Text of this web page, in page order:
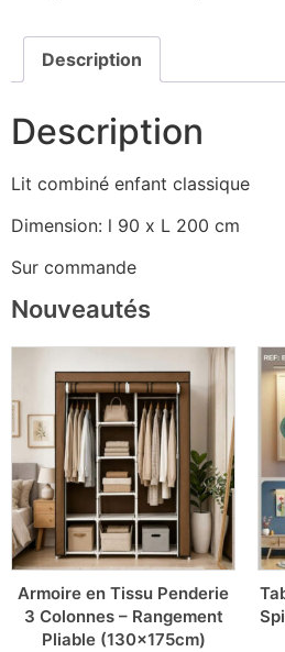
Description
Description
Lit combiné enfant classique
Dimension: l 90 x L 200 cm
Sur commande
Nouveautés
Armoire en Tissu Penderie
3 Colonnes – Rangement
Pliable (130x175cm)